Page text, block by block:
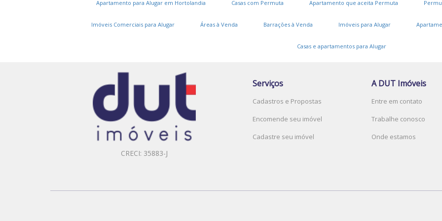
Apartamento para Alugar em Hortolandia Casas com Permuta Apartamento que aceita Permuta
Imóveis Comerciais para Alugar Áreas à Venda Barrações à Venda Imóveis para Alugar
Casas e apartamentos para Alugar
CRECI: 35883-J
Serviços
Cadastros e Propostas
Encomende seu imóvel
Cadastre seu imóvel
A DUT Imóveis
Entre em contato
Trabalhe conosco
Onde estamos